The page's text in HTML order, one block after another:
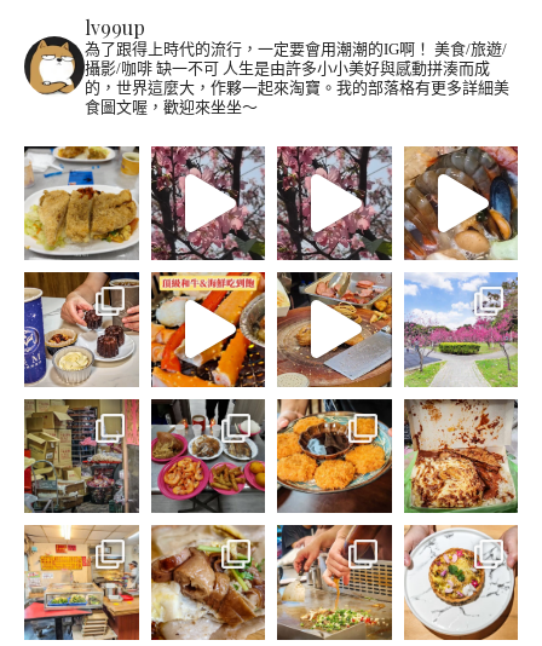
lv99up
為了跟得上時代的流行，一定要會用潮潮的IG啊！ 美食/旅遊/
攝影/咖啡 缺一不可 人生是由許多小小美好與感動拼湊而成
的，世界這麼大，作夥一起來淘寶。我的部落格有更多詳細美
食圖文喔，歡迎來坐坐～